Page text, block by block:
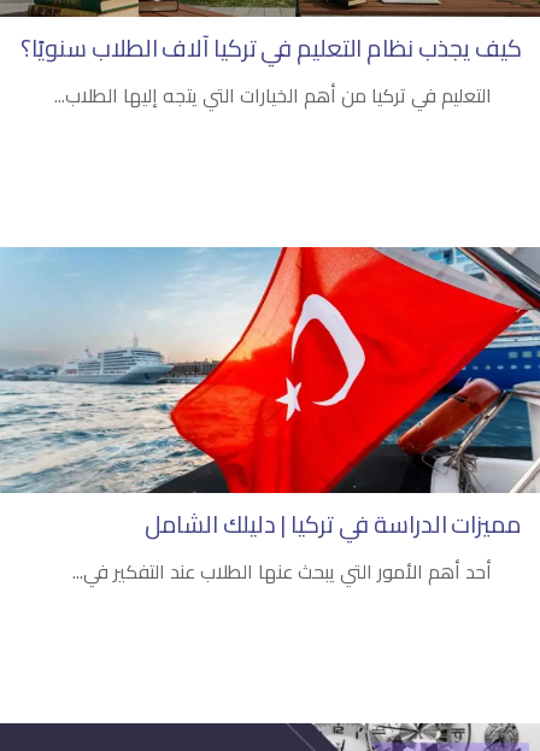
كيف يجذب نظام التعليم في تركيا آلاف الطلاب سنويًا؟
التعليم في تركيا من أهم الخيارات التي يتجه إليها الطلاب...
مميزات الدراسة في تركيا | دليلك الشامل
أحد أهم الأمور التي يبحث عنها الطلاب عند التفكير في...